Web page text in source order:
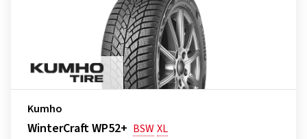
Kumho
WinterCraft WP52+ BSWXL